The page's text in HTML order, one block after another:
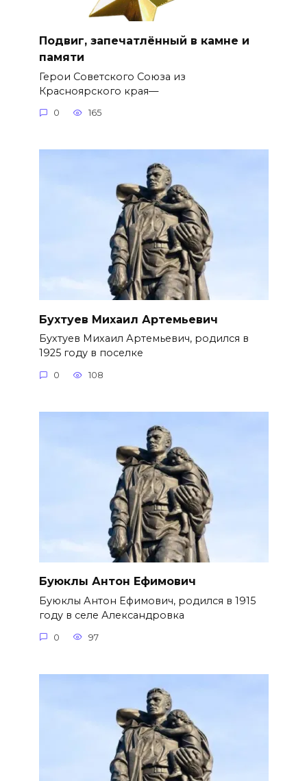
Подвиг, запечатлённый в камне и
памяти
Герои Советского Союза из
Красноярского края—
0 165
Бухтуев Михаил Артемьевич
Бухтуев Михаил Артемьевич, родился в
1925 году в поселке
0 108
Буюклы Антон Ефимович
Буюклы Антон Ефимович, родился в 1915
году в селе Александровка
0 97